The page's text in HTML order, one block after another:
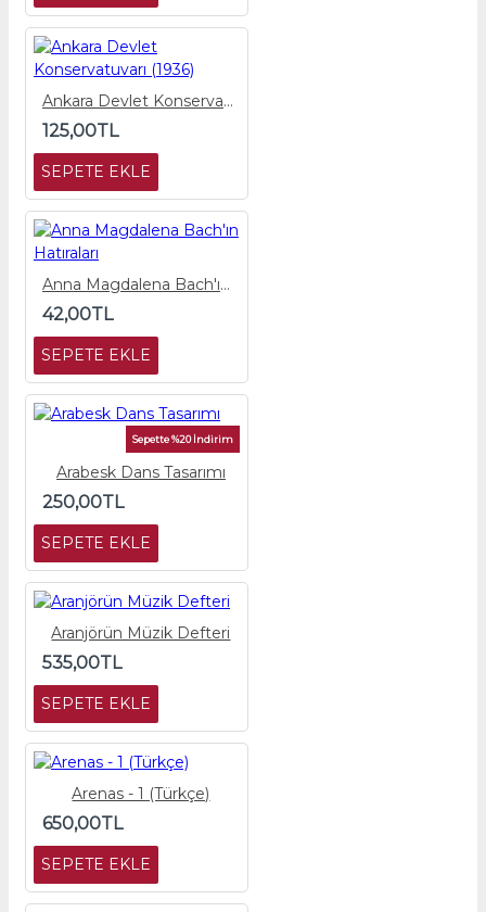
Ankara Devlet Konservatuvarı (1936)
125,00TL
SEPETE EKLE
Anna Magdalena Bach'ın Hatıraları
42,00TL
SEPETE EKLE
Sepette %20 İndirim
Arabesk Dans Tasarımı
250,00TL
SEPETE EKLE
Aranjörün Müzik Defteri
535,00TL
SEPETE EKLE
Arenas - 1 (Türkçe)
650,00TL
SEPETE EKLE